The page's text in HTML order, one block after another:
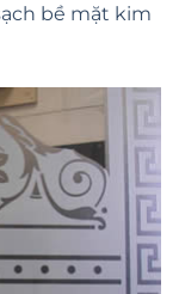
bề mặt kim